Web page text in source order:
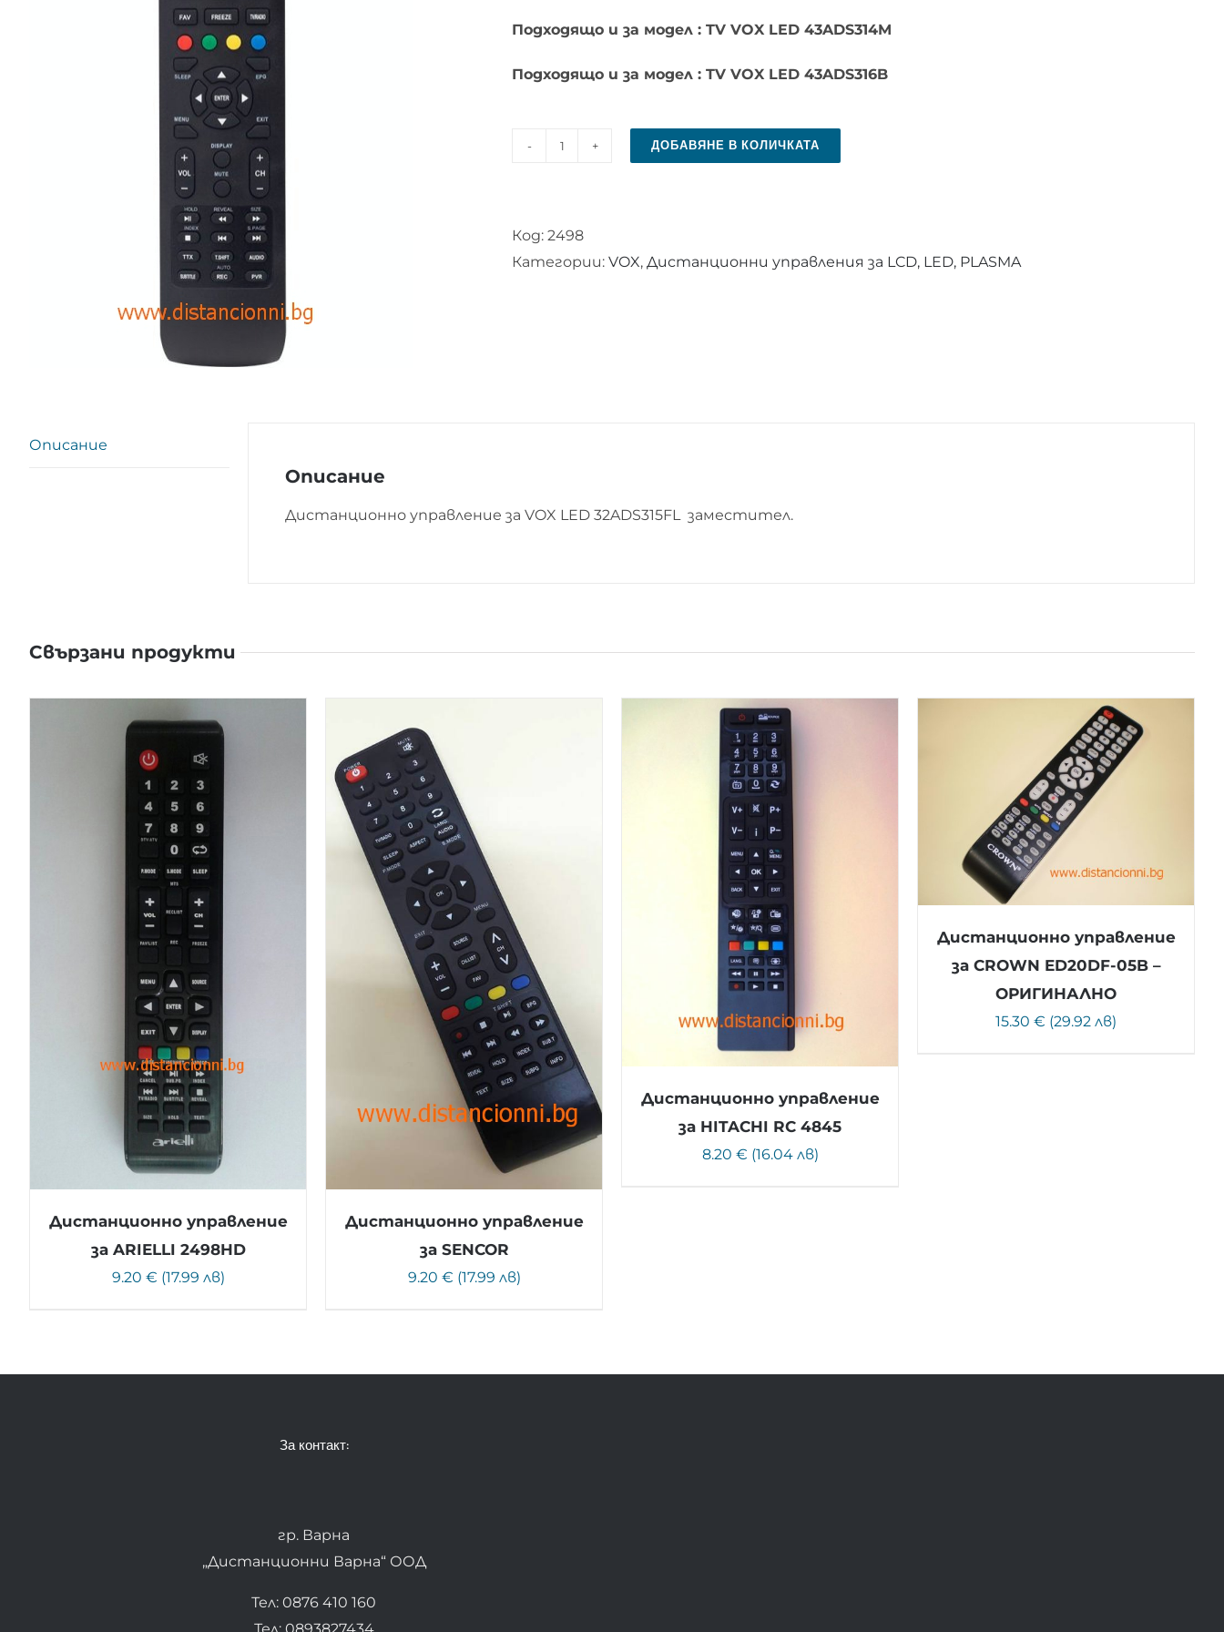
Подходящо и за модел : TV VOX LED 43ADS314M
Подходящо и за модел : TV VOX LED 43ADS316B
количество
управление
за
ДОБАВЯНЕ В КОЛИЧКАТА
Код: 2498
Категории: VOX, Дистанционни управления за LCD, LED, PLASMA
Описание
Описание
Дистанционно управление за VOX LED 32ADS315FL заместител.
Свързани продукти
Дистанционно управление
за ARIELLI 2498HD
9.20 € (17.99 лв)
Дистанционно управление
за SENCOR
9.20 € (17.99 лв)
Дистанционно управление
за HITACHI RC 4845
8.20 € (16.04 лв)
Дистанционно управление
за CROWN ED20DF-05B –
ОРИГИНАЛНО
15.30 € (29.92 лв)
За контакт:
гр. Варна
„Дистанционни Варна“ ООД
Тел: 0876 410 160
Тел: 0893827434